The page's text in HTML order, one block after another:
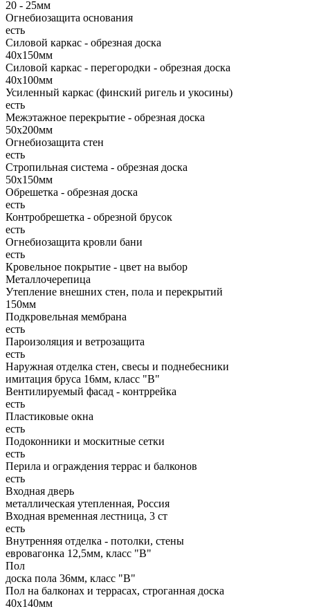
20 - 25мм
Огнебиозащита основания
есть
Силовой каркас - обрезная доска
40х150мм
Силовой каркас - перегородки - обрезная доска
40х100мм
Усиленный каркас (финский ригель и укосины)
есть
Межэтажное перекрытие - обрезная доска
50х200мм
Огнебиозащита стен
есть
Стропильная система - обрезная доска
50х150мм
Обрешетка - обрезная доска
есть
Контробрешетка - обрезной брусок
есть
Огнебиозащита кровли бани
есть
Кровельное покрытие - цвет на выбор
Металлочерепица
Утепление внешних стен, пола и перекрытий
150мм
Подкровельная мембрана
есть
Пароизоляция и ветрозащита
есть
Наружная отделка стен, свесы и поднебесники
имитация бруса 16мм, класс "В"
Вентилируемый фасад - контррейка
есть
Пластиковые окна
есть
Подоконники и москитные сетки
есть
Перила и ограждения террас и балконов
есть
Входная дверь
металлическая утепленная, Россия
Входная временная лестница, 3 ст
есть
Внутренняя отделка - потолки, стены
евровагонка 12,5мм, класс "В"
Пол
доска пола 36мм, класс "B"
Пол на балконах и террасах, строганная доска
40х140мм